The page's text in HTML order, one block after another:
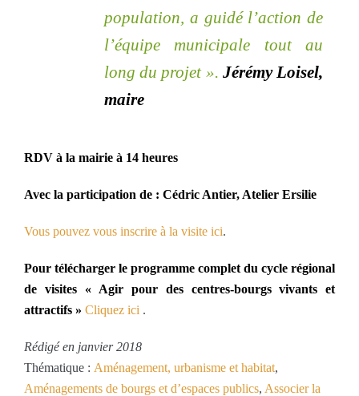
population, a guidé l’action de
l’équipe municipale tout au
long du projet ». Jérémy Loisel,
maire
RDV à la mairie à 14 heures
Avec la participation de : Cédric Antier, Atelier Ersilie
Vous pouvez vous inscrire à la visite ici.
Pour télécharger le programme complet du cycle régional
de visites « Agir pour des centres-bourgs vivants et
attractifs » Cliquez ici .
Rédigé en janvier 2018
Thématique : Aménagement, urbanisme et habitat,
Aménagements de bourgs et d’espaces publics, Associer la